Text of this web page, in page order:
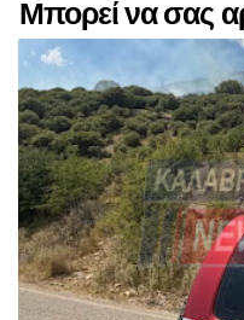
Μπορεί να σας
αναρτήσεις